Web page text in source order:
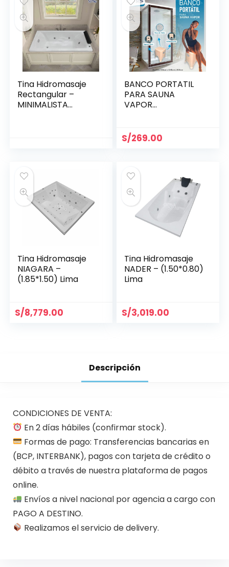
Tina Hidromasaje
Rectangular –
MINIMALISTA
BANCO PORTATIL
PARA SAUNA
VAPOR
S/269.00
Tina Hidromasaje
NIAGARA –
(1.85*1.50) Lima
S/8,779.00
Tina Hidromasaje
NADER – (1.50*0.80)
Lima
S/3,019.00
Descripción
CONDICIONES DE VENTA:
En 2 días hábiles (confirmar stock).
Formas de pago: Transferencias bancarias en
(BCP, INTERBANK), pagos con tarjeta de crédito o
débito a través de nuestra plataforma de pagos
online.
Envíos a nivel nacional por agencia a cargo con
PAGO A DESTINO.
Realizamos el servicio de delivery.